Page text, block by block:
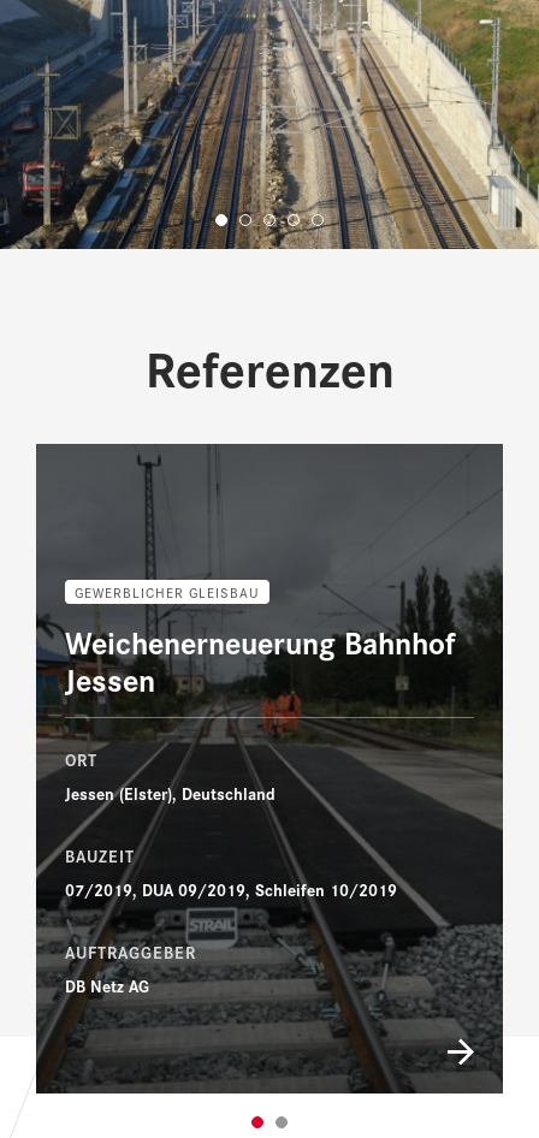
Referenzen
GEWERBLICHER GLEISBAU
Weichenerneuerung Bahnhof
Jessen
ORT
Jessen (Elster), Deutschland
BAUZEIT
07/2019, DUA 09/2019, Schleifen 10/2019
AUFTRAGGEBER
DB Netz AG